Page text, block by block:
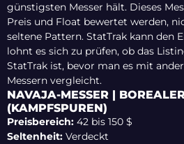
günstigsten Messer hält. Dieses
Preis und Float bewertet werden,
seltene Pattern. StatTrak kann den
lohnt es sich zu prüfen, ob das
StatTrak ist, bevor man es mit
Messern vergleicht.
NAVAJA-MESSER |
(KAMPFSPUREN)
Preisbereich: 42 bis 150 $
Seltenheit: Verdeckt